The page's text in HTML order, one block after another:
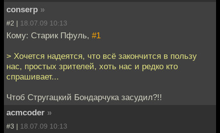
conserp »
#2 | 18.07.09 10:13
Кому: Старик Пфуль, #1
> Хочется надеятся, что всё закончится в пользу
нас, простых зрителей, хоть нас и редко кто
спрашивает...
Чтоб Стругацкий Бондарчука засудил?!!
acmcoder »
#3 | 18.07.09 10:13